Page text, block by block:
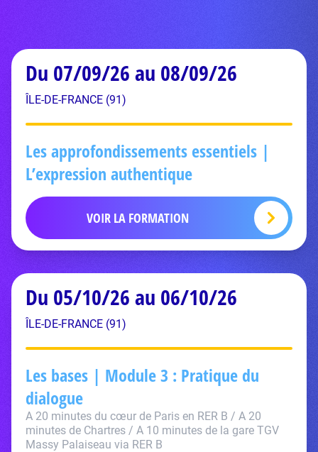
Du 07/09/26 au 08/09/26
ÎLE-DE-FRANCE (91)
Les approfondissements essentiels |
L’expression authentique
VOIR LA FORMATION
Du 05/10/26 au 06/10/26
ÎLE-DE-FRANCE (91)
Les bases | Module 3 : Pratique du
dialogue
A 20 minutes du cœur de Paris en RER B / A 20
minutes de Chartres / A 10 minutes de la gare TGV
Massy Palaiseau via RER B